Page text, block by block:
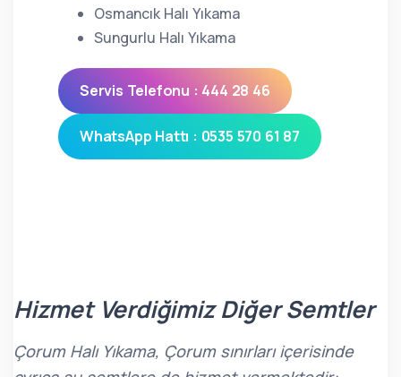
Osmancık Halı Yıkama
Sungurlu Halı Yıkama
Servis Telefonu : 444 28 46
WhatsApp Hattı : 0535 570 61 87
Hizmet Verdiğimiz Diğer Semtler
Çorum Halı Yıkama, Çorum sınırları içerisinde